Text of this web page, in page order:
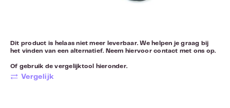
Dit product is helaas niet meer leverbaar. We helpen je graag bij
het vinden van een alternatief. Neem hiervoorcontact met ons op.
Of gebruik de vergelijktool hieronder.
Vergelijk